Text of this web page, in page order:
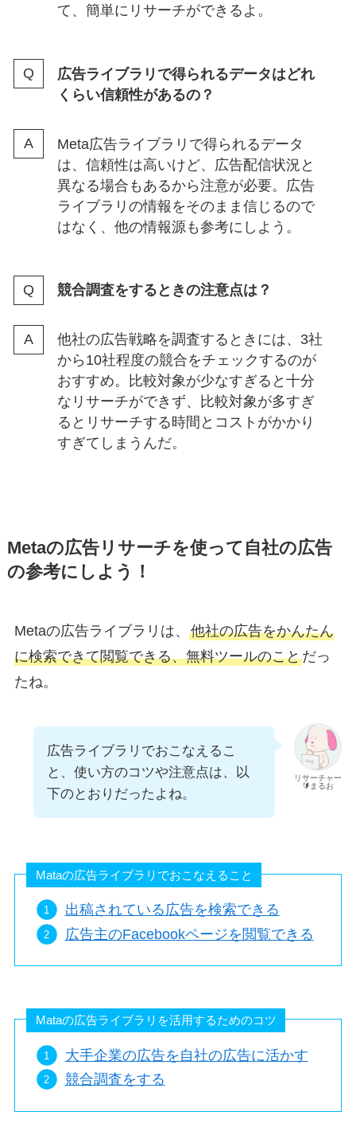
て、簡単にリサーチができるよ。
広告ライブラリで得られるデータはどれ
くらい信頼性があるの？
Meta広告ライブラリで得られるデータ
は、信頼性は高いけど、広告配信状況と
異なる場合もあるから注意が必要。広告
ライブラリの情報をそのまま信じるので
はなく、他の情報源も参考にしよう。
競合調査をするときの注意点は？
他社の広告戦略を調査するときには、3社
から10社程度の競合をチェックするのが
おすすめ。比較対象が少なすぎると十分
なリサーチができず、比較対象が多すぎ
るとリサーチする時間とコストがかかり
すぎてしまうんだ。
Metaの広告リサーチを使って自社の広告
の参考にしよう！
Metaの広告ライブラリは、 他社の広告をかんたん
に検索できて閲覧できる、無料ツールのことだっ
たね。
リサーチャー
🔰まるお
広告ライブラリでおこなえるこ
と、使い方のコツや注意点は、以
下のとおりだったよね。
Mataの広告ライブラリでおこなえること
出稿されている広告を検索できる
広告主のFacebookページを閲覧できる
Mataの広告ライブラリを活用するためのコツ
大手企業の広告を自社の広告に活かす
競合調査をする